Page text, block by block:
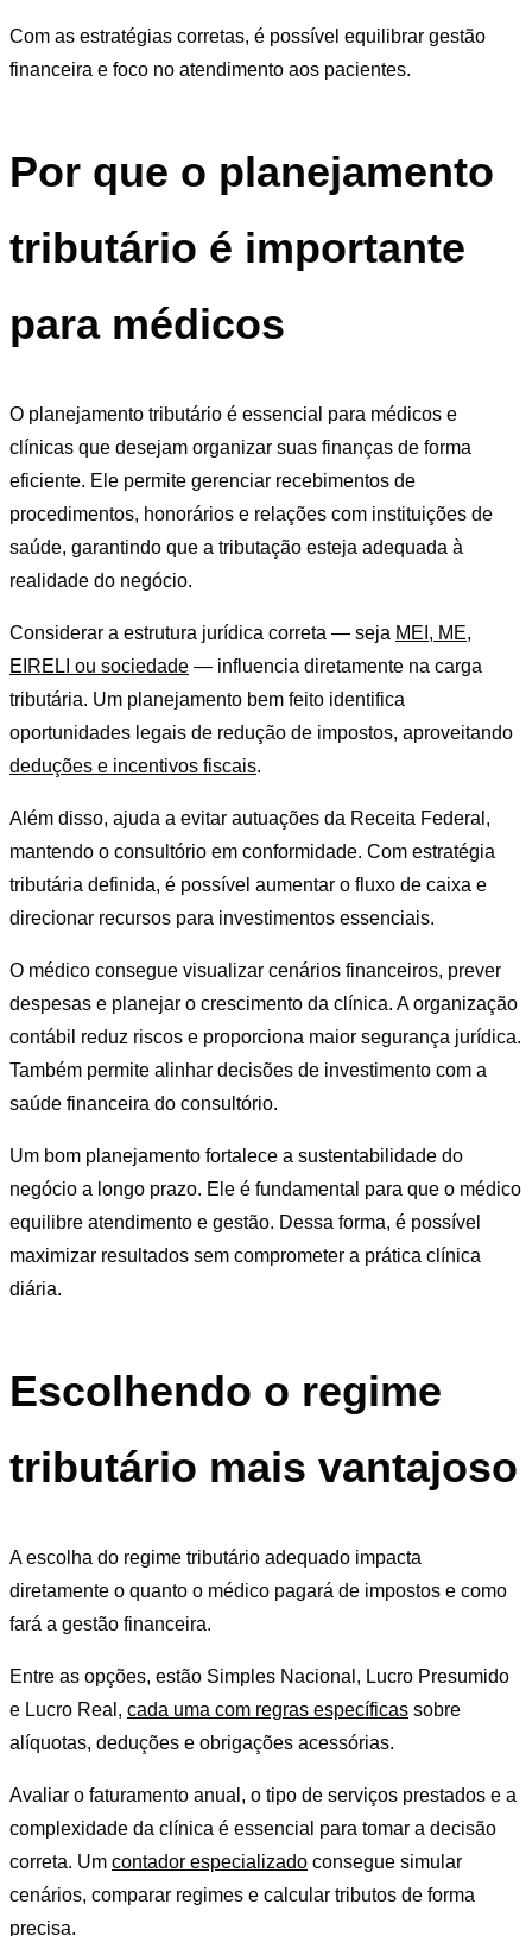
Com as estratégias corretas, é possível equilibrar gestão
financeira e foco no atendimento aos pacientes.
Por que o planejamento
tributário é importante
para médicos
O planejamento tributário é essencial para médicos e
clínicas que desejam organizar suas finanças de forma
eficiente. Ele permite gerenciar recebimentos de
procedimentos, honorários e relações com instituições de
saúde, garantindo que a tributação esteja adequada à
realidade do negócio.
Considerar a estrutura jurídica correta — seja MEI, ME,
EIRELI ou sociedade — influencia diretamente na carga
tributária. Um planejamento bem feito identifica
oportunidades legais de redução de impostos, aproveitando
deduções e incentivos fiscais.
Além disso, ajuda a evitar autuações da Receita Federal,
mantendo o consultório em conformidade. Com estratégia
tributária definida, é possível aumentar o fluxo de caixa e
direcionar recursos para investimentos essenciais.
O médico consegue visualizar cenários financeiros, prever
despesas e planejar o crescimento da clínica. A organização
contábil reduz riscos e proporciona maior segurança jurídica.
Também permite alinhar decisões de investimento com a
saúde financeira do consultório.
Um bom planejamento fortalece a sustentabilidade do
negócio a longo prazo. Ele é fundamental para que o médico
equilibre atendimento e gestão. Dessa forma, é possível
maximizar resultados sem comprometer a prática clínica
diária.
Escolhendo o regime
tributário mais vantajoso
A escolha do regime tributário adequado impacta
diretamente o quanto o médico pagará de impostos e como
fará a gestão financeira.
Entre as opções, estão Simples Nacional, Lucro Presumido
e Lucro Real, cada uma com regras específicas sobre
alíquotas, deduções e obrigações acessórias.
Avaliar o faturamento anual, o tipo de serviços prestados e a
complexidade da clínica é essencial para tomar a decisão
correta. Um contador especializado consegue simular
cenários, comparar regimes e calcular tributos de forma
precisa.